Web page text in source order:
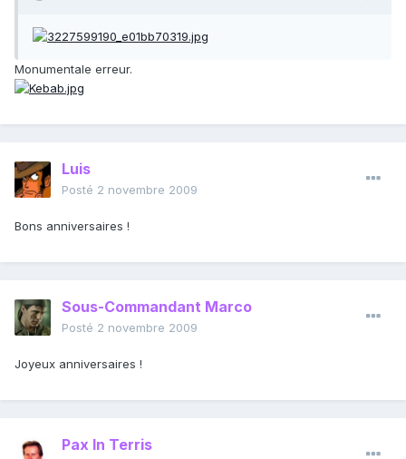
Monumentale erreur.
Luis
Posté 2 novembre 2009
Bons anniversaires !
Sous-Commandant Marco
Posté 2 novembre 2009
Joyeux anniversaires !
Pax In Terris